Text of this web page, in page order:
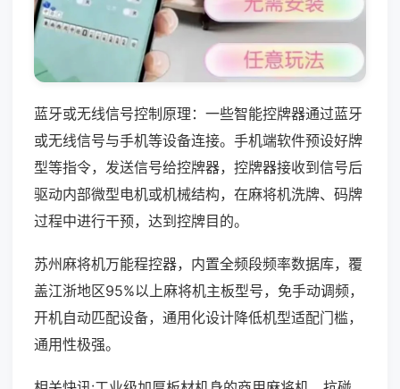
蓝牙或无线信号控制原理：一些智能控牌器通过蓝牙
或无线信号与手机等设备连接。手机端软件预设好牌
型等指令，发送信号给控牌器，控牌器接收到信号后
驱动内部微型电机或机械结构，在麻将机洗牌、码牌
过程中进行干预，达到控牌目的。
苏州麻将机万能程控器，内置全频段频率数据库，覆
盖江浙地区95%以上麻将机主板型号，免手动调频，
开机自动匹配设备，通用化设计降低机型适配门槛，
通用性极强。